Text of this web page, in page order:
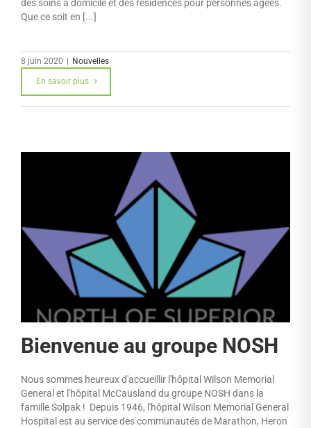
des soins à domicile et des résidences pour personnes âgées.
Que ce soit en [...]
8 juin 2020 | Nouvelles
En savoir plus
Bienvenue au groupe NOSH
Nous sommes heureux d'accueillir l'hôpital Wilson Memorial
General et l'hôpital McCausland du groupe NOSH dans la
famille Solpak ! Depuis 1946, l'hôpital Wilson Memorial General
Hospital est au service des communautés de Marathon, Heron